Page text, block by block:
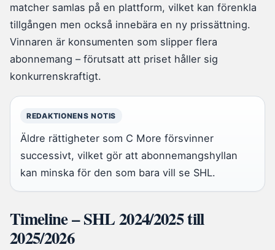
matcher samlas på en plattform, vilket kan förenkla
tillgången men också innebära en ny prissättning.
Vinnaren är konsumenten som slipper flera
abonnemang – förutsatt att priset håller sig
konkurrenskraftigt.
REDAKTIONENS NOTIS
Äldre rättigheter som C More försvinner
successivt, vilket gör att abonnemangshyllan
kan minska för den som bara vill se SHL.
Timeline – SHL 2024/2025 till
2025/2026